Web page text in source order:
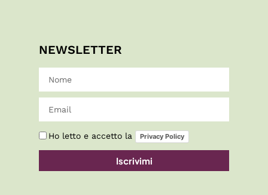
NEWSLETTER
Ho letto e accetto la Privacy Policy
Iscrivimi